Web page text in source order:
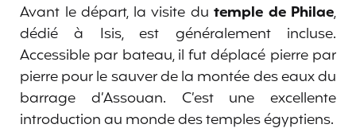
Avant le départ, la visite du temple de Philae,
dédié à Isis, est généralement incluse.
Accessible par bateau, il fut déplacé pierre par
pierre pour le sauver de la montée des eaux du
barrage d’Assouan. C’est une excellente
introduction au monde des temples égyptiens.